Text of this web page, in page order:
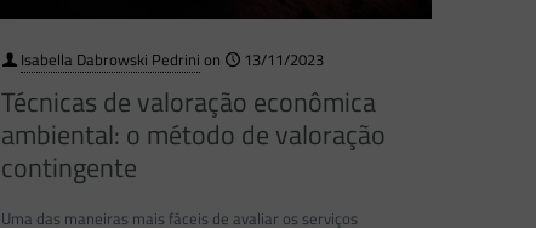
Isabella Dabrowski Pedrini on 13/11/2023
Técnicas de valoração econômica
ambiental: o método de valoração
contingente
Uma das maneiras mais fáceis de avaliar os serviços